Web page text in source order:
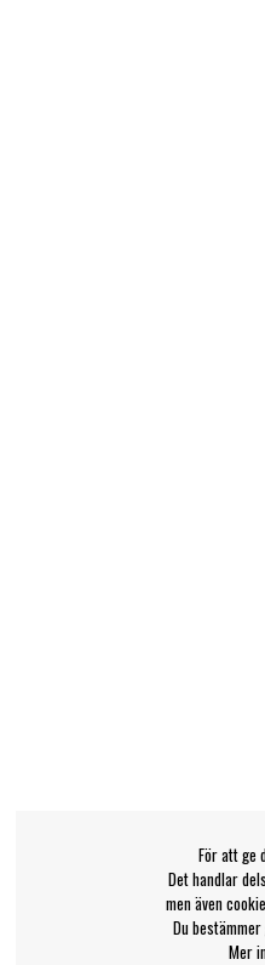
För att ge
Det handlar
men även
Du
Mer